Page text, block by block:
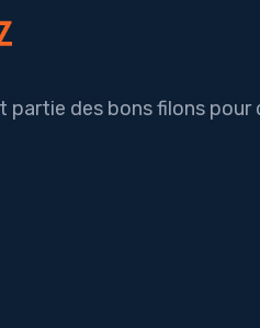
partie des bons filons